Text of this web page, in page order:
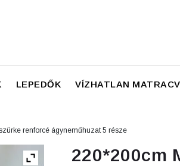
LEPEDŐK
VÍZHATLAN
renforcé ágyneműhuzat 5 része
220*200cm